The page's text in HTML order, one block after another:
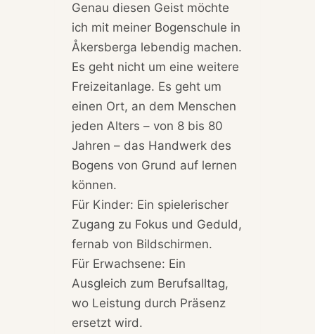
Genau diesen Geist möchte
ich mit meiner Bogenschule in
Åkersberga lebendig machen.
Es geht nicht um eine weitere
Freizeitanlage. Es geht um
einen Ort, an dem Menschen
jeden Alters – von 8 bis 80
Jahren – das Handwerk des
Bogens von Grund auf lernen
können.
Für Kinder: Ein spielerischer
Zugang zu Fokus und Geduld,
fernab von Bildschirmen.
Für Erwachsene: Ein
Ausgleich zum Berufsalltag,
wo Leistung durch Präsenz
ersetzt wird.